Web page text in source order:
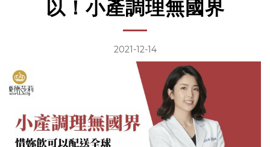
以！小產調理無國界
2021-12-14